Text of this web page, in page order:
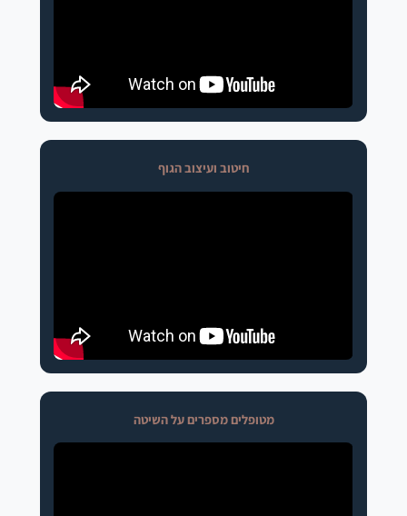
חיטוב ועיצוב הגוף
מטופלים מספרים על השיטה